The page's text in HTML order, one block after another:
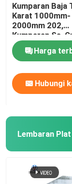
Kumparan Baja
Karat 1000mm-
2000mm 202,
Kumparan Ss,
Lembaran Baja
Karat 430
Harga
Hubungi
Lembaran